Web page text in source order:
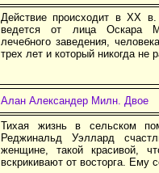
Действие происходит в XX
ведется от лица Оскара
лечебного заведения,
трех лет и который никогда не
Алан Александер Милн. Двое
Тихая жизнь в сельском
Реджинальд Уэллард
женщине, такой красивой,
вскрикивают от восторга. Ему